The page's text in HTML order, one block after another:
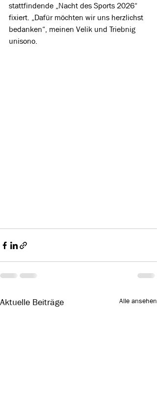
stattfindende „Nacht des Sports 2026“
fixiert. „Dafür möchten wir uns herzlichst
bedanken“, meinen Velik und Triebnig
unisono.
Aktuelle Beiträge Alle ansehen